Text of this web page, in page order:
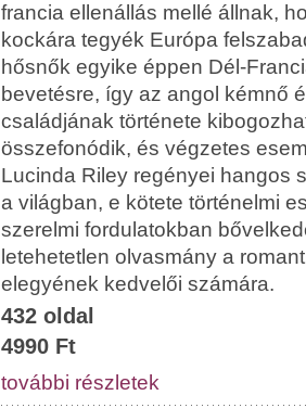
francia ellenállás mellé állnak,
kockára tegyék Európa
hősnők egyike éppen Dél-
bevetésre, így az angol kémnő
családjának története
összefonódik, és végzetes
Lucinda Riley regényei hangos
a világban, e kötete történelmi
szerelmi fordulatokban
letehetetlen olvasmány a
elegyének kedvelői számára.
432 oldal
4990 Ft
további részletek